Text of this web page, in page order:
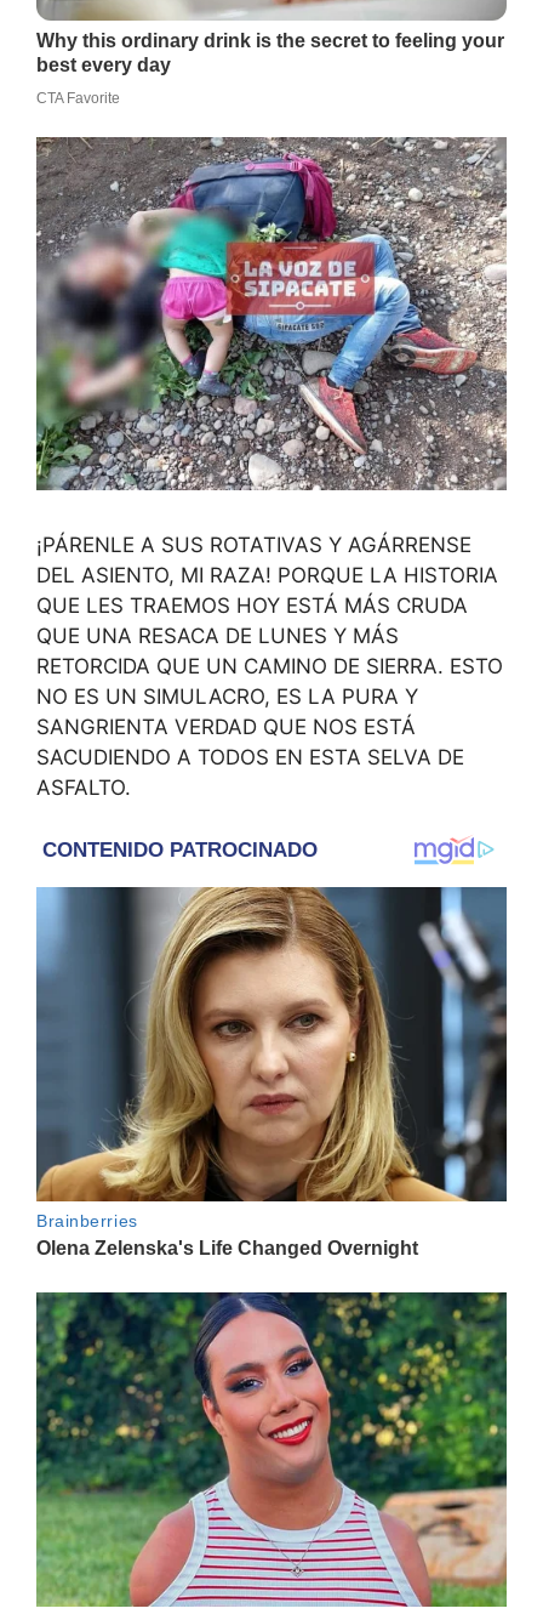
¡PÁRENLE A SUS ROTATIVAS Y AGÁRRENSE
DEL ASIENTO, MI RAZA! PORQUE LA HISTORIA
QUE LES TRAEMOS HOY ESTÁ MÁS CRUDA
QUE UNA RESACA DE LUNES Y MÁS
RETORCIDA QUE UN CAMINO DE SIERRA. ESTO
NO ES UN SIMULACRO, ES LA PURA Y
SANGRIENTA VERDAD QUE NOS ESTÁ
SACUDIENDO A TODOS EN ESTA SELVA DE
ASFALTO.